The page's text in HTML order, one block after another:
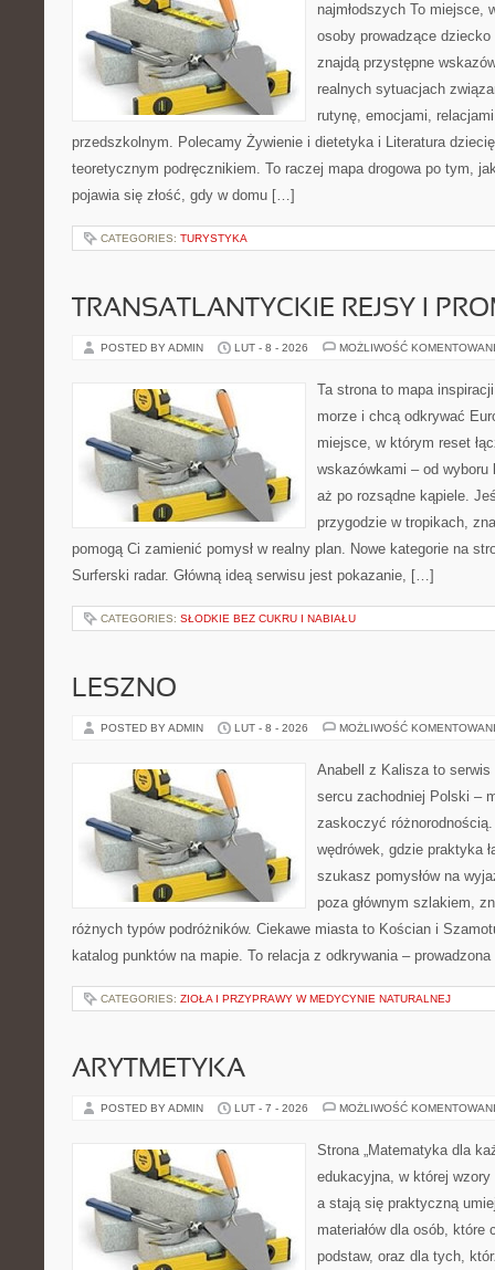
najmłodszych To miejsce,
osoby prowadzące
znajdą przystępne
realnych sytuacjach
rutynę, emocjami,
przedszkolnym. Polecamy Żywienie i dietetyka i Literatura
teoretycznym podręcznikiem. To raczej mapa drogowa po tym,
pojawia się złość, gdy w domu […]
CATEGORIES: TURYSTYKA
TRANSATLANTYCKIE REJSY I
POSTED BY ADMIN LUT - 8 - 2026 MOŻLIWOŚĆ
Ta strona to mapa
morze i chcą odkrywać
miejsce, w którym reset
wskazówkami – od wyboru
aż po rozsądne kąpiele.
przygodzie w tropikach,
pomogą Ci zamienić pomysł w realny plan. Nowe kategorie na
Surferski radar. Główną ideą serwisu jest pokazanie, […]
CATEGORIES: SŁODKIE BEZ CUKRU I NABIAŁU
LESZNO
POSTED BY ADMIN LUT - 8 - 2026 MOŻLIWOŚĆ
Anabell z Kalisza to
sercu zachodniej Polski –
zaskoczyć
wędrówek, gdzie praktyka
szukasz pomysłów na
poza głównym szlakiem,
różnych typów podróżników. Ciekawe miasta to Kościan i
katalog punktów na mapie. To relacja z odkrywania –
CATEGORIES: ZIOŁA I PRZYPRAWY W MEDYCYNIE NATURALNEJ
ARYTMETYKA
POSTED BY ADMIN LUT - 7 - 2026 MOŻLIWOŚĆ
Strona „Matematyka dla
edukacyjna, w której
a stają się praktyczną
materiałów dla osób,
podstaw, oraz dla tych,